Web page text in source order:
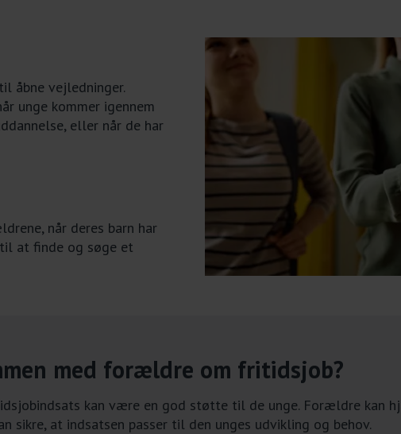
åbne vejledninger.
unge kommer igennem
eller når de har
når deres barn har
at finde og søge et
med forældre om fritidsjob?
kan være en god støtte til de unge. Forældre kan
sikre, at indsatsen passer til den unges udvikling og behov.